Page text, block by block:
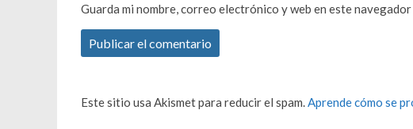
Guarda mi nombre, correo electrónico y web en este
Este sitio usa Akismet para reducir el spam.Aprende cómo se